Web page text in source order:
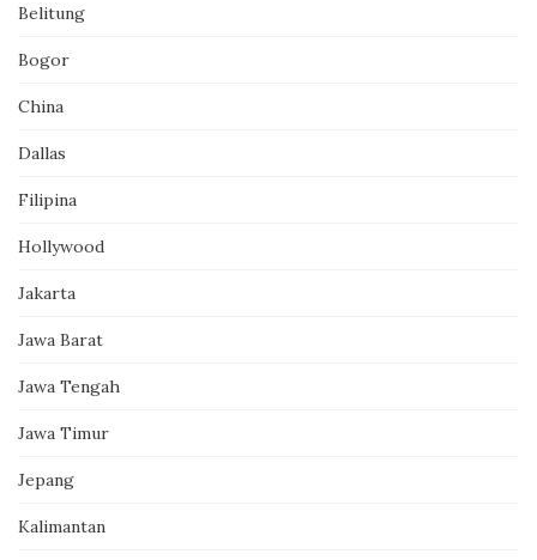
Belitung
Bogor
China
Dallas
Filipina
Hollywood
Jakarta
Jawa Barat
Jawa Tengah
Jawa Timur
Jepang
Kalimantan